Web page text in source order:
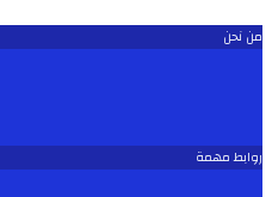
من نحن
روابط مهمة